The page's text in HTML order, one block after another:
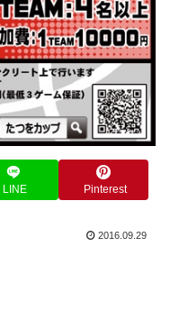
LINE Pinterest
2016.09.29